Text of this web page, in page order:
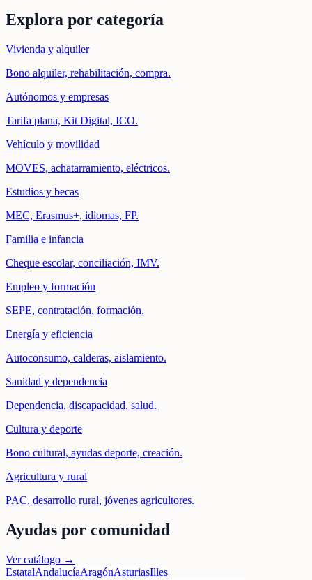
Explora por categoría
Vivienda y alquiler
Bono alquiler, rehabilitación, compra.
Autónomos y empresas
Tarifa plana, Kit Digital, ICO.
Vehículo y movilidad
MOVES, achatarramiento, eléctricos.
Estudios y becas
MEC, Erasmus+, idiomas, FP.
Familia e infancia
Cheque escolar, conciliación, IMV.
Empleo y formación
SEPE, contratación, formación.
Energía y eficiencia
Autoconsumo, calderas, aislamiento.
Sanidad y dependencia
Dependencia, discapacidad, salud.
Cultura y deporte
Bono cultural, ayudas deporte, creación.
Agricultura y rural
PAC, desarrollo rural, jóvenes agricultores.
Ayudas por comunidad
Ver catálogo →
EstatalAndalucíaAragónAsturiasIlles